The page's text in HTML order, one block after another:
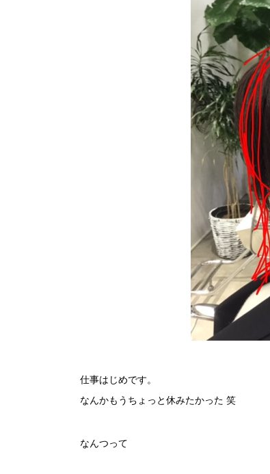
仕事はじめです。
なんかもうちょっと休みたかった 笑
なんつって